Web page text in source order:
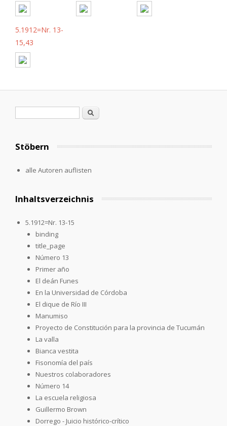
5.1912=Nr. 13-
15,43
Suche
Stöbern
alle Autoren auflisten
Inhaltsverzeichnis
5.1912=Nr. 13-15
binding
title_page
Número 13
Primer año
El deán Funes
En la Universidad de Córdoba
El dique de Río III
Manumiso
Proyecto de Constitución para la provincia de Tucumán
La valla
Bianca vestita
Fisonomía del país
Nuestros colaboradores
Número 14
La escuela religiosa
Guillermo Brown
Dorrego - Juicio histórico-crítico